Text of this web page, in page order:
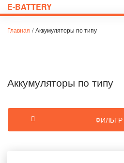
E-BATTERY
Главная / Аккумуляторы по типу
Аккумуляторы по типу
ФИЛЬТР